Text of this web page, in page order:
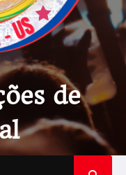
de